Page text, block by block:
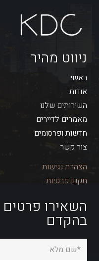
ניווט מהיר
ראשי
אודות
השירותים שלנו
מאמרים לדיירים
חדשות ופרסומים
צור קשר
הצהרת נגישות
תקנון פרטיות
השאירו פרטים
בהקדם